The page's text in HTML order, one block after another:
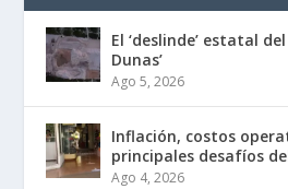
El ‘deslinde’ estatal
Dunas’
Ago 5, 2026
Inflación, costos
principales desafíos
Ago 4, 2026